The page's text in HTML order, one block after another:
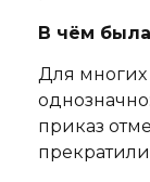
В чём
Для многих
однозначно:
приказ